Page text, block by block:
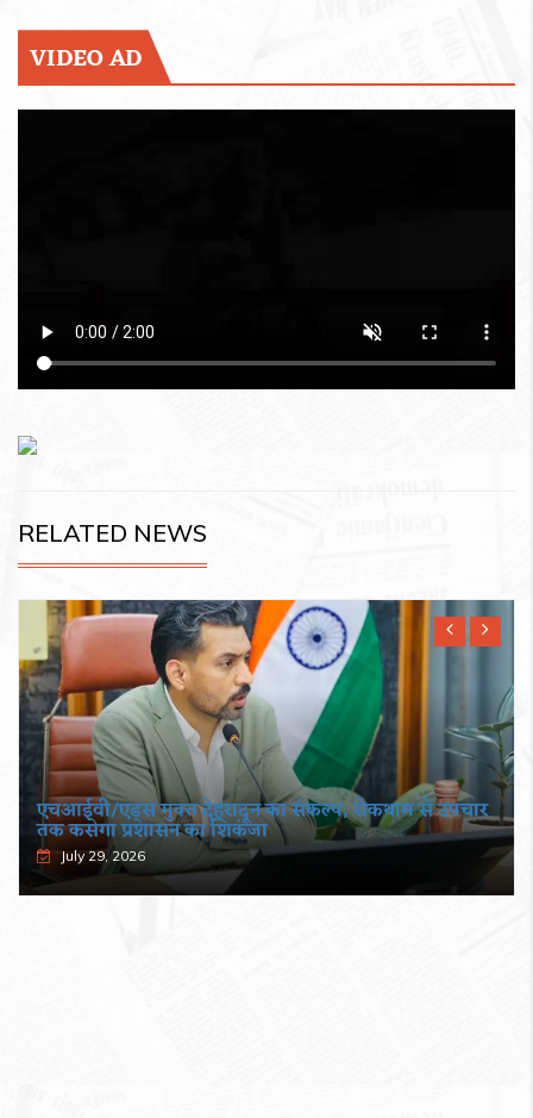
VIDEO AD
RELATED NEWS
एचआईवी/एड्स मुक्त देहरादून का संकल्प, रोकथाम से उपचार
तक कसेगा प्रशासन का शिकंजा
July 29, 2026